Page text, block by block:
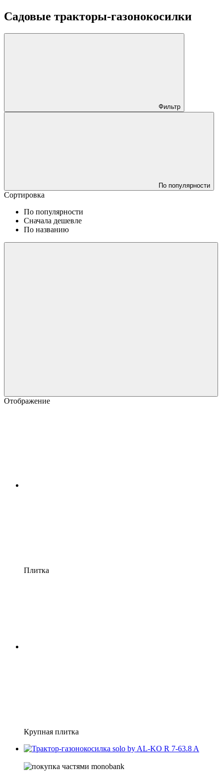
Садовые тракторы-газонокосилки
Фильтр
По популярности
Сортировка
По популярности
Сначала дешевле
По названию
Отображение
Плитка
Крупная плитка